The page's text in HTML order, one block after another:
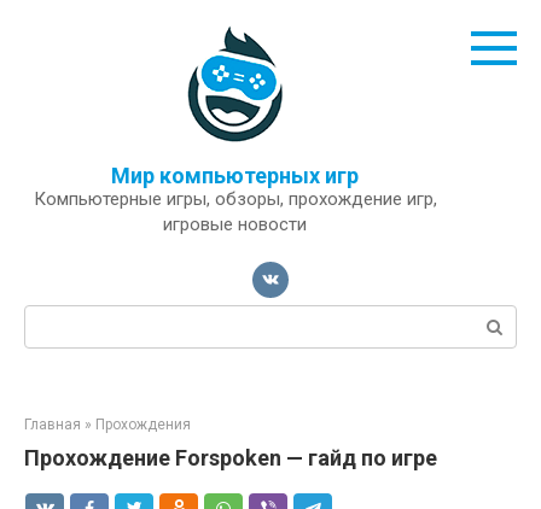
Мир компьютерных игр
Компьютерные игры, обзоры, прохождение игр,
игровые новости
Поиск:
Главная » Прохождения
Прохождение Forspoken — гайд по игре